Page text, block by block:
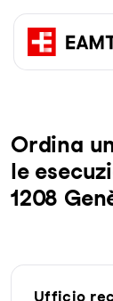
Or­di­na
le
1208
Ufficio